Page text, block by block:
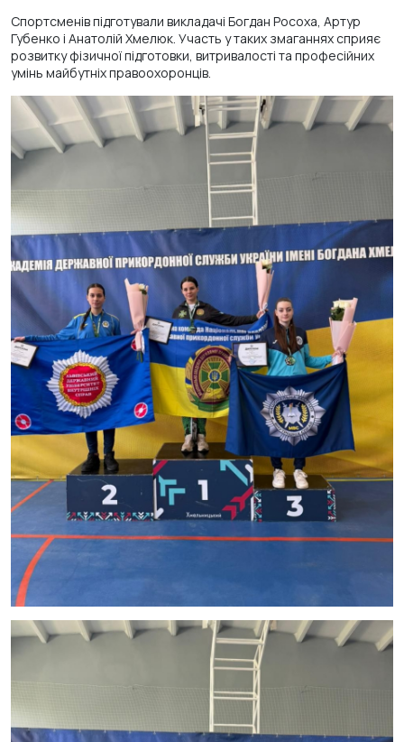
Спортсменів підготували викладачі Богдан Росоха, Артур
Губенко і Анатолій Хмелюк. Участь у таких змаганнях сприяє
розвитку фізичної підготовки, витривалості та професійних
умінь майбутніх правоохоронців.